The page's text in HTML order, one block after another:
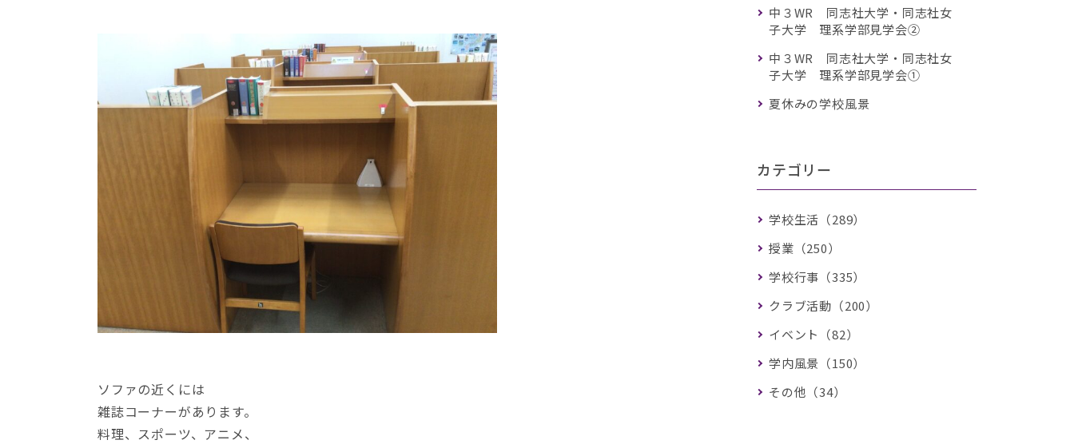
ソファの近くには
雑誌コーナーがあります。
料理、スポーツ、アニメ、
中３WR 同志社大学・同志社女
子大学 理系学部見学会②
中３WR 同志社大学・同志社女
子大学 理系学部見学会①
夏休みの学校風景
カテゴリー
学校生活（289）
授業（250）
学校行事（335）
クラブ活動（200）
イベント（82）
学内風景（150）
その他（34）